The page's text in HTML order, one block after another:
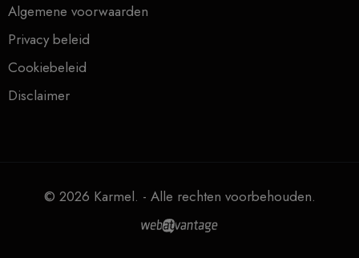
Algemene voorwaarden
Privacy beleid
Cookiebeleid
Disclaimer
© 2026 Karmel. - Alle rechten voorbehouden.